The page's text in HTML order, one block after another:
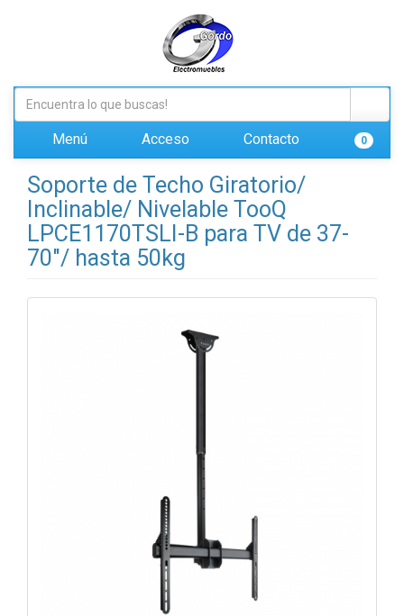
Menú Acceso Contacto 0
Soporte de Techo Giratorio/
Inclinable/ Nivelable TooQ
LPCE1170TSLI-B para TV de 37-
70"/ hasta 50kg